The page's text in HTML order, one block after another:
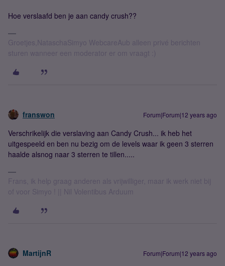
Hoe verslaafd ben je aan candy crush??
Groetjes,NataschaSimyo WebcareAub alleen privé berichten
sturen wanneer een moderator er om vraagt :)
franswon Forum|Forum|12 years ago
Verschrikelijk die verslaving aan Candy Crush... ik heb het
uitgespeeld en ben nu bezig om de levels waar ik geen 3 sterren
haalde alsnog naar 3 sterren te tillen.....
Frans, ik help graag anderen als vrijwilliger, maar ik werk niet bij
of voor Simyo ! || Nil Volentibus Arduum
MartijnR Forum|Forum|12 years ago